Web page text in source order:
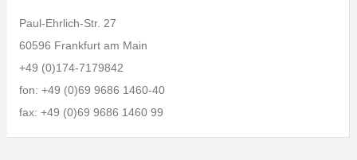
Paul-Ehrlich-Str. 27
60596 Frankfurt am Main
+49 (0)174-7179842
fon: +49 (0)69 9686 1460-40
fax: +49 (0)69 9686 1460 99